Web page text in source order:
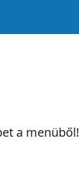
a menüből!